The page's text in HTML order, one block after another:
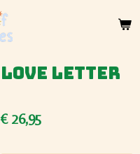
Love Letter
€ 26,95